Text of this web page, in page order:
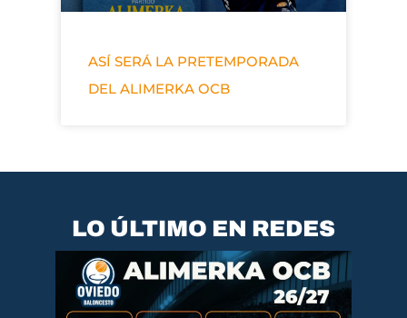
ASÍ SERÁ LA PRETEMPORADA
DEL ALIMERKA OCB
LO ÚLTIMO EN REDES